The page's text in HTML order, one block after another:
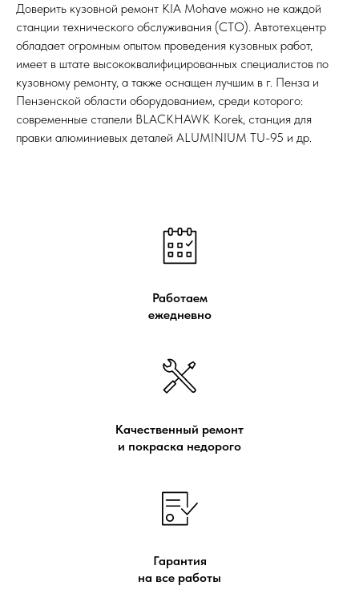
Доверить кузовной ремонт KIA Mohave можно не каждой
станции технического обслуживания (СТО). Автотехцентр
обладает огромным опытом проведения кузовных работ,
имеет в штате высококвалифицированных специалистов по
кузовному ремонту, а также оснащен лучшим в г. Пенза и
Пензенской области оборудованием, среди которого:
современные стапели BLACKHAWK Korek, станция для
правки алюминиевых деталей ALUMINIUM TU-95 и др.
Работаем
ежедневно
Качественный ремонт
и покраска недорого
Гарантия
на все работы